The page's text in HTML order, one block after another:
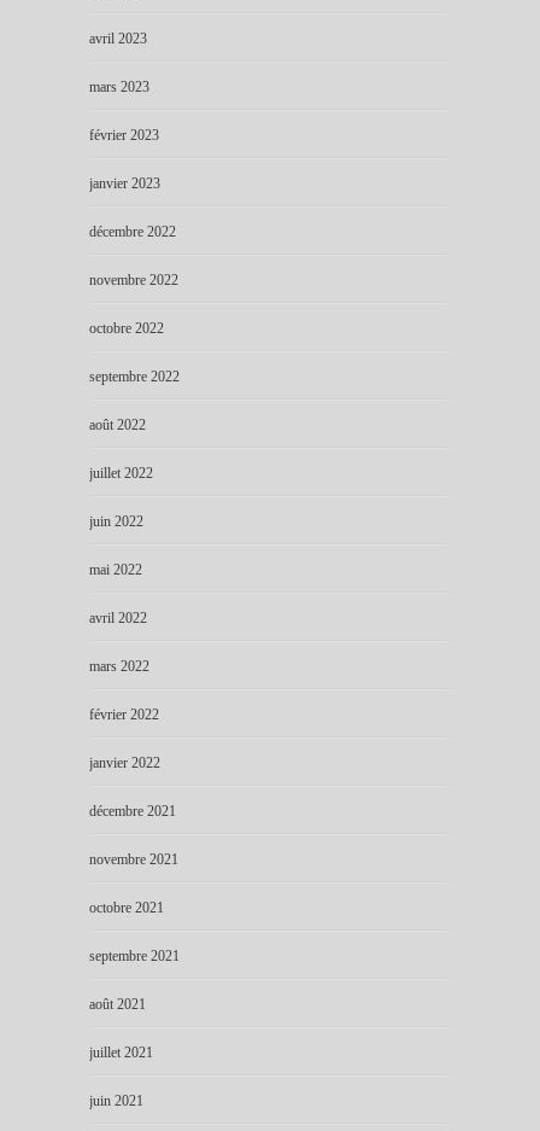
avril 2023
mars 2023
février 2023
janvier 2023
décembre 2022
novembre 2022
octobre 2022
septembre 2022
août 2022
juillet 2022
juin 2022
mai 2022
avril 2022
mars 2022
février 2022
janvier 2022
décembre 2021
novembre 2021
octobre 2021
septembre 2021
août 2021
juillet 2021
juin 2021